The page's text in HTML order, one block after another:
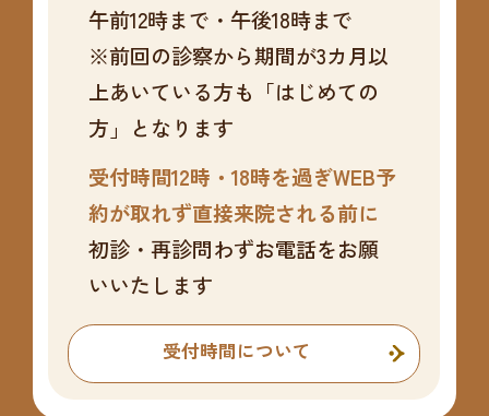
午前12時まで・午後18時まで
※前回の診察から期間が3カ月以
上あいている方も「はじめての
方」となります
受付時間12時・18時を過ぎWEB予
約が取れず直接来院される前に
初診・再診問わずお電話をお願
いいたします
受付時間について